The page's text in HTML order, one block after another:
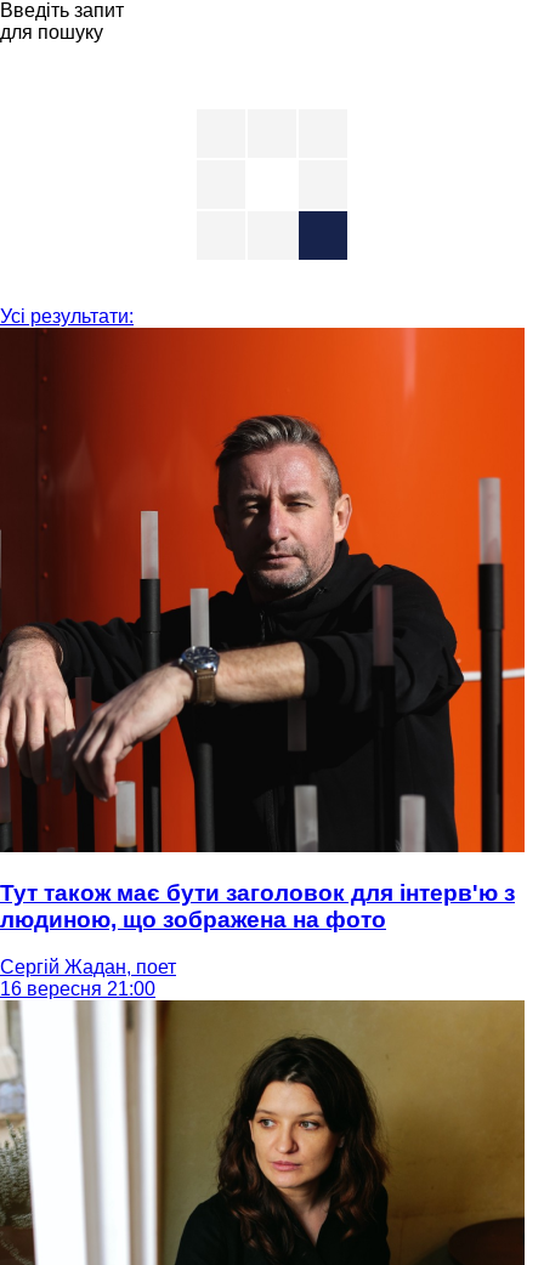
Введіть запит
для пошуку
Усі результати:
Тут також має бути заголовок для інтерв'ю з
людиною, що зображена на фото
Сергій Жадан, поет
16 вересня 21:00